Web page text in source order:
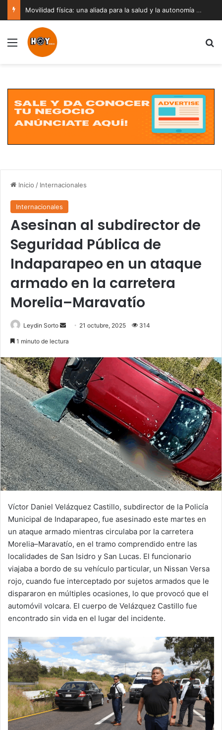
Movilidad física: una aliada para la salud y la autonomía a cualquier edad
Menú
Inicio / Internacionales
Internacionales
Asesinan al subdirector de
Seguridad Pública de
Indaparapeo en un ataque
armado en la carretera
Morelia–Maravatío
Leydin Sorto
Send 21 octubre, 2025 314
1 minuto de lectura
Víctor Daniel Velázquez Castillo, subdirector de la Policía
Municipal de Indaparapeo, fue asesinado este martes en
un ataque armado mientras circulaba por la carretera
Morelia–Maravatío, en el tramo comprendido entre las
localidades de San Isidro y San Lucas. El funcionario
viajaba a bordo de su vehículo particular, un Nissan Versa
rojo, cuando fue interceptado por sujetos armados que le
dispararon en múltiples ocasiones, lo que provocó que el
automóvil volcara. El cuerpo de Velázquez Castillo fue
encontrado sin vida en el lugar del incidente.